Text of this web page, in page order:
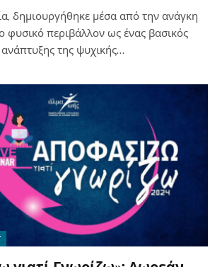
δημιουργήθηκε μέσα από την ανάγκη
φυσικό περιβάλλον ως ένας βασικός
της ψυχικής…